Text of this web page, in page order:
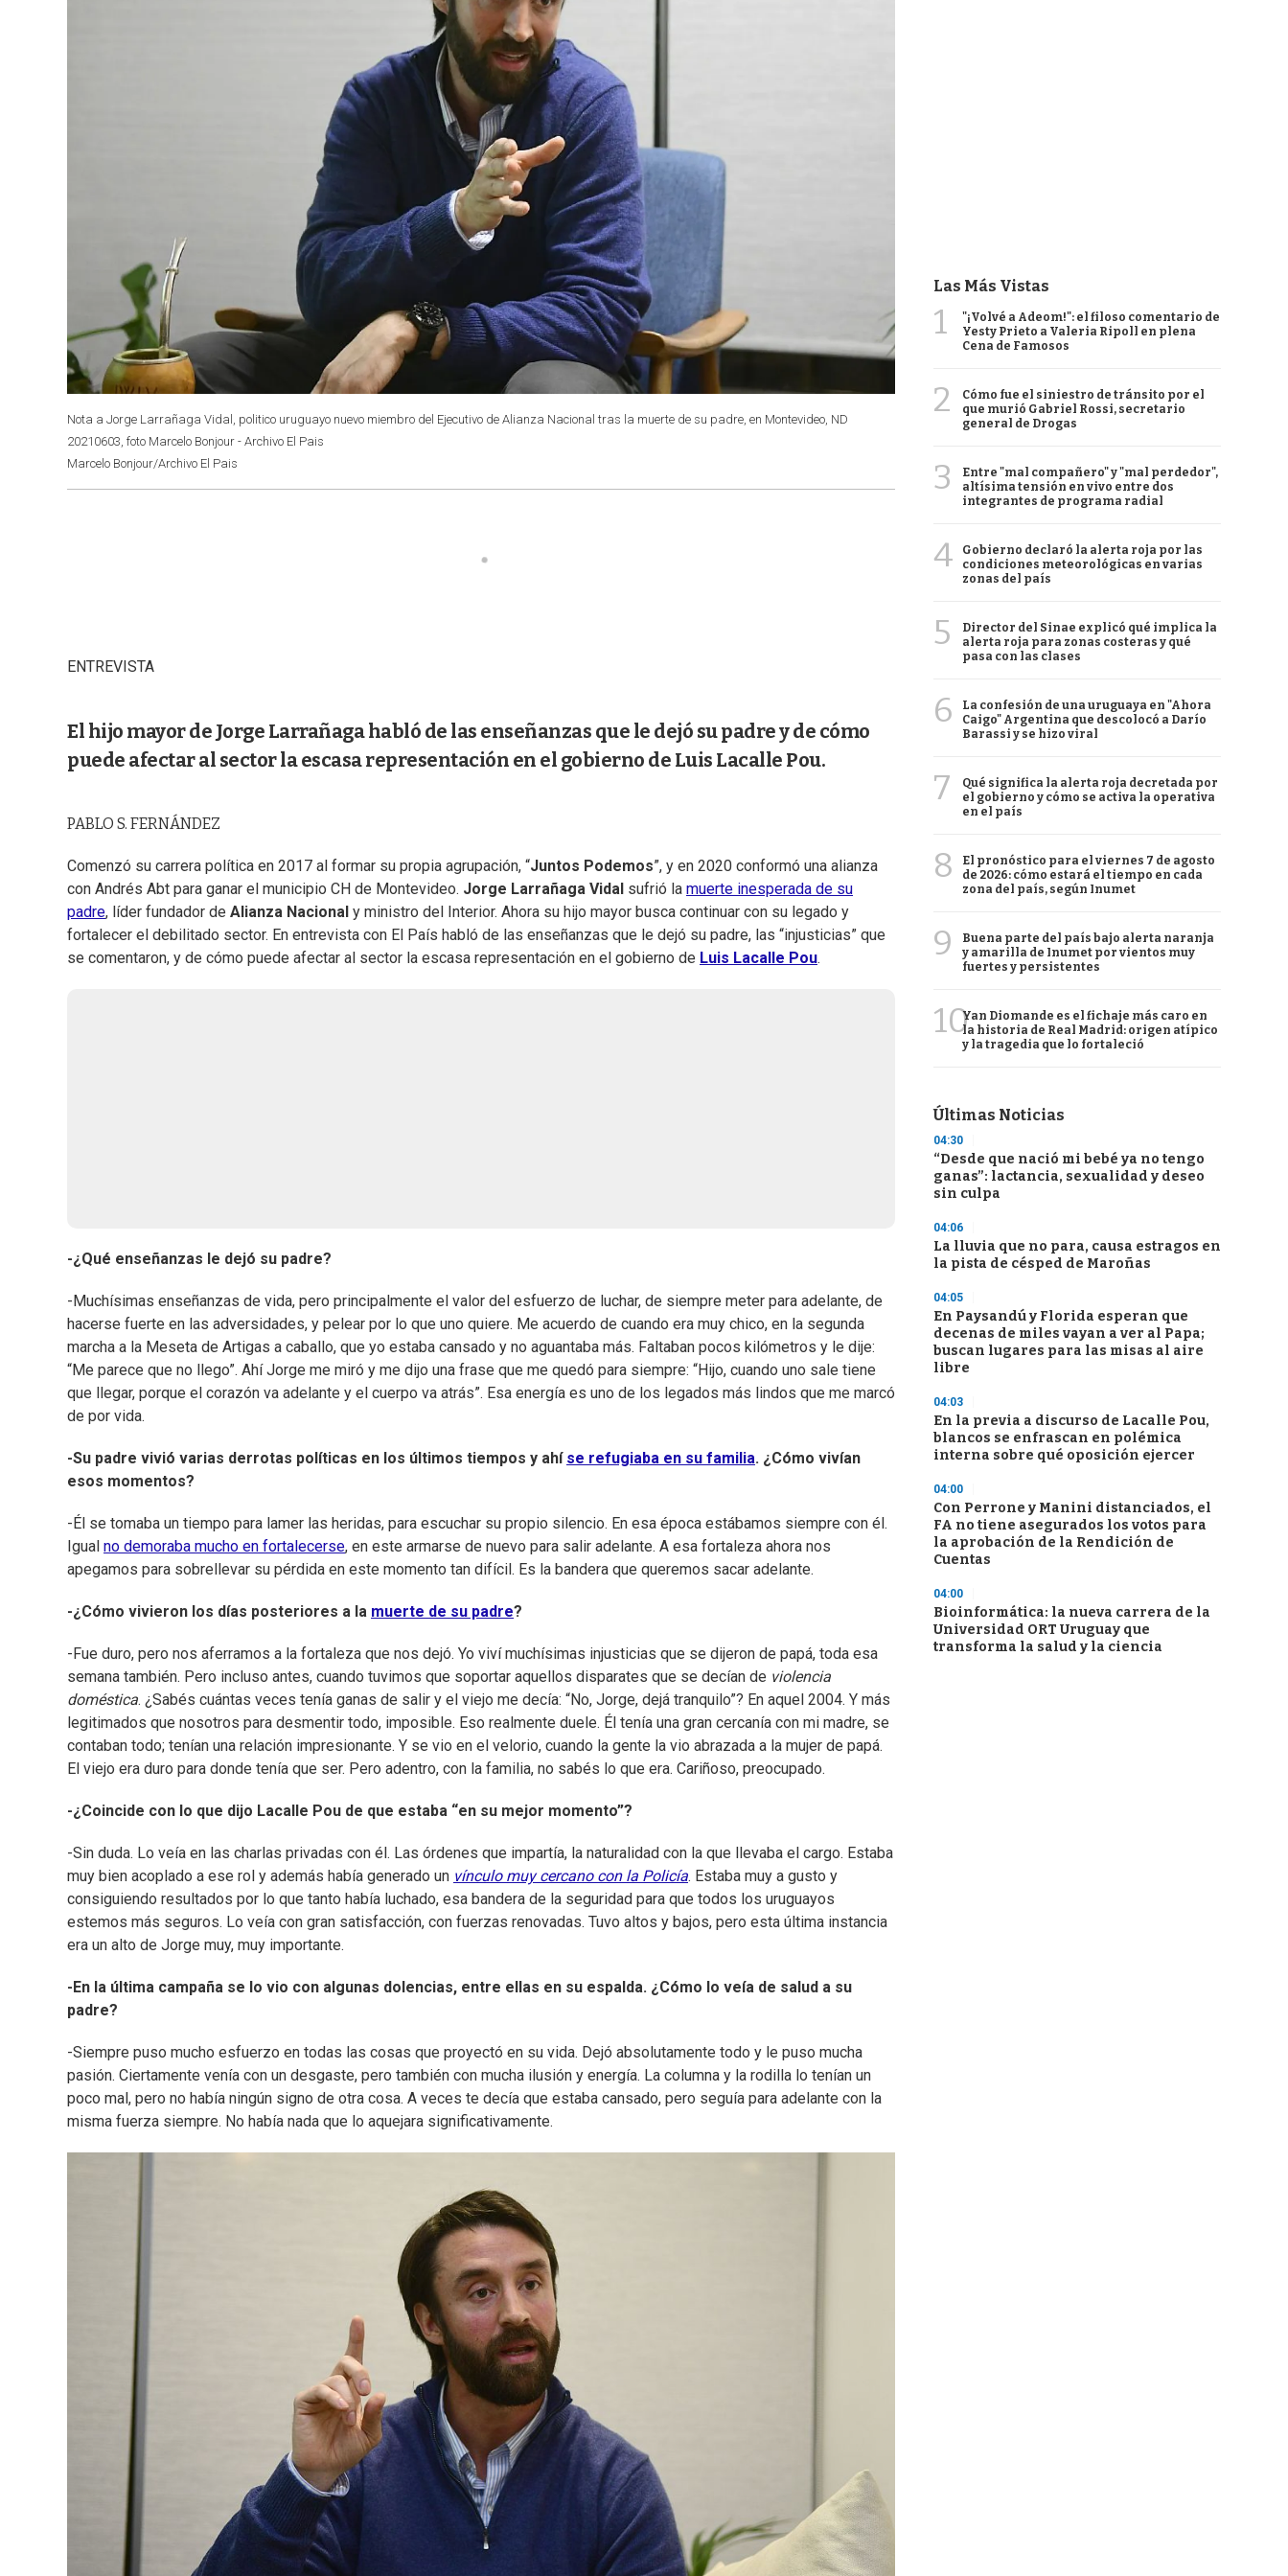
Nota a Jorge Larrañaga Vidal, politico uruguayo nuevo miembro del Ejecutivo de Alianza Nacional tras la muerte de su padre, en Montevideo, ND
20210603, foto Marcelo Bonjour - Archivo El Pais
Marcelo Bonjour/Archivo El Pais
ENTREVISTA
El hijo mayor de Jorge Larrañaga habló de las enseñanzas que le dejó su padre y de cómo
puede afectar al sector la escasa representación en el gobierno de Luis Lacalle Pou.
PABLO S. FERNÁNDEZ
Comenzó su carrera política en 2017 al formar su propia agrupación, “Juntos Podemos”, y en 2020 conformó una alianza
con Andrés Abt para ganar el municipio CH de Montevideo. Jorge Larrañaga Vidal sufrió la muerte inesperada de su
padre, líder fundador de Alianza Nacional y ministro del Interior. Ahora su hijo mayor busca continuar con su legado y
fortalecer el debilitado sector. En entrevista con El País habló de las enseñanzas que le dejó su padre, las “injusticias” que
se comentaron, y de cómo puede afectar al sector la escasa representación en el gobierno de Luis Lacalle Pou.
-¿Qué enseñanzas le dejó su padre?
-Muchísimas enseñanzas de vida, pero principalmente el valor del esfuerzo de luchar, de siempre meter para adelante, de
hacerse fuerte en las adversidades, y pelear por lo que uno quiere. Me acuerdo de cuando era muy chico, en la segunda
marcha a la Meseta de Artigas a caballo, que yo estaba cansado y no aguantaba más. Faltaban pocos kilómetros y le dije:
“Me parece que no llego”. Ahí Jorge me miró y me dijo una frase que me quedó para siempre: “Hijo, cuando uno sale tiene
que llegar, porque el corazón va adelante y el cuerpo va atrás”. Esa energía es uno de los legados más lindos que me marcó
de por vida.
-Su padre vivió varias derrotas políticas en los últimos tiempos y ahí se refugiaba en su familia. ¿Cómo vivían
esos momentos?
-Él se tomaba un tiempo para lamer las heridas, para escuchar su propio silencio. En esa época estábamos siempre con él.
Igual no demoraba mucho en fortalecerse, en este armarse de nuevo para salir adelante. A esa fortaleza ahora nos
apegamos para sobrellevar su pérdida en este momento tan difícil. Es la bandera que queremos sacar adelante.
-¿Cómo vivieron los días posteriores a la muerte de su padre?
-Fue duro, pero nos aferramos a la fortaleza que nos dejó. Yo viví muchísimas injusticias que se dijeron de papá, toda esa
semana también. Pero incluso antes, cuando tuvimos que soportar aquellos disparates que se decían de violencia
doméstica. ¿Sabés cuántas veces tenía ganas de salir y el viejo me decía: “No, Jorge, dejá tranquilo”? En aquel 2004. Y más
legitimados que nosotros para desmentir todo, imposible. Eso realmente duele. Él tenía una gran cercanía con mi madre, se
contaban todo; tenían una relación impresionante. Y se vio en el velorio, cuando la gente la vio abrazada a la mujer de papá.
El viejo era duro para donde tenía que ser. Pero adentro, con la familia, no sabés lo que era. Cariñoso, preocupado.
-¿Coincide con lo que dijo Lacalle Pou de que estaba “en su mejor momento”?
-Sin duda. Lo veía en las charlas privadas con él. Las órdenes que impartía, la naturalidad con la que llevaba el cargo. Estaba
muy bien acoplado a ese rol y además había generado un vínculo muy cercano con la Policía. Estaba muy a gusto y
consiguiendo resultados por lo que tanto había luchado, esa bandera de la seguridad para que todos los uruguayos
estemos más seguros. Lo veía con gran satisfacción, con fuerzas renovadas. Tuvo altos y bajos, pero esta última instancia
era un alto de Jorge muy, muy importante.
-En la última campaña se lo vio con algunas dolencias, entre ellas en su espalda. ¿Cómo lo veía de salud a su
padre?
-Siempre puso mucho esfuerzo en todas las cosas que proyectó en su vida. Dejó absolutamente todo y le puso mucha
pasión. Ciertamente venía con un desgaste, pero también con mucha ilusión y energía. La columna y la rodilla lo tenían un
poco mal, pero no había ningún signo de otra cosa. A veces te decía que estaba cansado, pero seguía para adelante con la
misma fuerza siempre. No había nada que lo aquejara significativamente.
Las Más Vistas
1
"¡Volvé a Adeom!": el filoso comentario de
Yesty Prieto a Valeria Ripoll en plena
Cena de Famosos
2
Cómo fue el siniestro de tránsito por el
que murió Gabriel Rossi, secretario
general de Drogas
3
Entre "mal compañero" y "mal perdedor",
altísima tensión en vivo entre dos
integrantes de programa radial
4
Gobierno declaró la alerta roja por las
condiciones meteorológicas en varias
zonas del país
5
Director del Sinae explicó qué implica la
alerta roja para zonas costeras y qué
pasa con las clases
6
La confesión de una uruguaya en "Ahora
Caigo" Argentina que descolocó a Darío
Barassi y se hizo viral
7
Qué significa la alerta roja decretada por
el gobierno y cómo se activa la operativa
en el país
8
El pronóstico para el viernes 7 de agosto
de 2026: cómo estará el tiempo en cada
zona del país, según Inumet
9
Buena parte del país bajo alerta naranja
y amarilla de Inumet por vientos muy
fuertes y persistentes
10Yan Diomande es el fichaje más caro en
la historia de Real Madrid: origen atípico
y la tragedia que lo fortaleció
Últimas Noticias
04:30
“Desde que nació mi bebé ya no tengo
ganas”: lactancia, sexualidad y deseo
sin culpa
04:06
La lluvia que no para, causa estragos en
la pista de césped de Maroñas
04:05
En Paysandú y Florida esperan que
decenas de miles vayan a ver al Papa;
buscan lugares para las misas al aire
libre
04:03
En la previa a discurso de Lacalle Pou,
blancos se enfrascan en polémica
interna sobre qué oposición ejercer
04:00
Con Perrone y Manini distanciados, el
FA no tiene asegurados los votos para
la aprobación de la Rendición de
Cuentas
04:00
Bioinformática: la nueva carrera de la
Universidad ORT Uruguay que
transforma la salud y la ciencia